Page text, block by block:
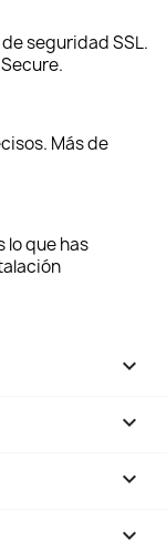
seguridad SSL.
Más de
que has



keyboard_arrow_down